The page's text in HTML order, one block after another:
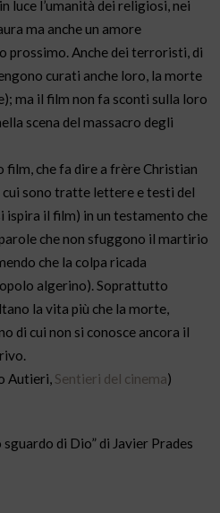
luce l’umanità dei religiosi, nei
ma anche un amore
prossimo. Anche dei terroristi, di
curati anche loro, la morte
ma il film non fa sconti sulla loro
scena del massacro degli
film, che fa dire a frère Christian
cui sono tratte lettere e testi del
ispira il film) in un testamento che
che non sfuggono il martirio
che la colpa ricada
algerino). Soprattutto
la vita più che la morte,
di cui non si conosce ancora il
Autieri, Sentieri del cinema)
di Dio” di Javier Prades